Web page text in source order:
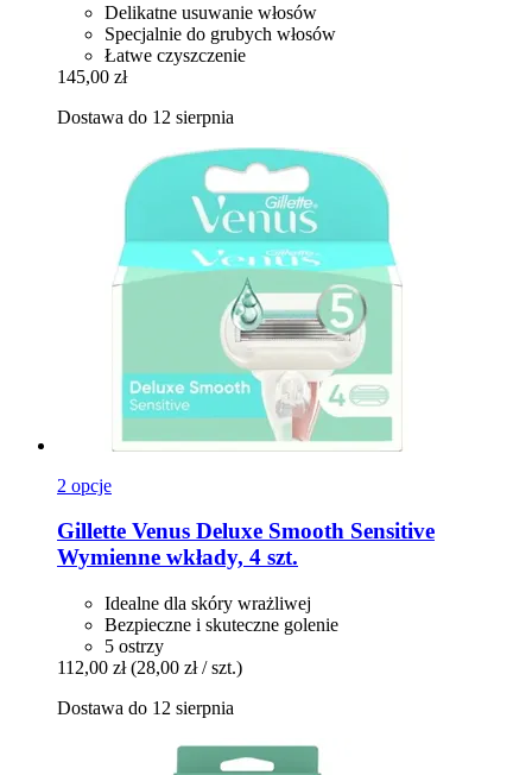
Delikatne usuwanie włosów
Specjalnie do grubych włosów
Łatwe czyszczenie
145,00 zł
Dostawa do 12 sierpnia
2 opcje
Gillette Venus Deluxe Smooth Sensitive
Wymienne wkłady, 4 szt.
Idealne dla skóry wrażliwej
Bezpieczne i skuteczne golenie
5 ostrzy
112,00 zł (28,00 zł / szt.)
Dostawa do 12 sierpnia